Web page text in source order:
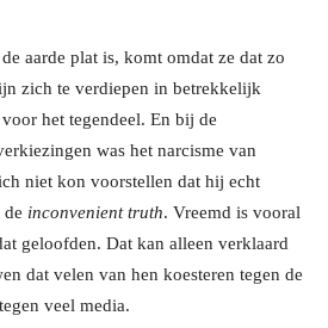
aarde plat is, komt omdat ze dat zo
zich te verdiepen in betrekkelijk
het tegendeel. En bij de
was het narcisme van
niet kon voorstellen dat hij echt
de inconvenient truth. Vreemd is vooral
geloofden. Dat kan alleen verklaard
dat velen van hen koesteren tegen de
veel media.